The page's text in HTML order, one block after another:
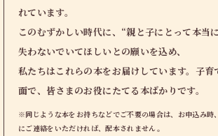
れています。
このむずかしい時代に、“親と子にとって本当
失わないでいてほしいとの願いを込め、
私たちはこれらの本をお届けしています。子育
面で、皆さまのお役にたてる本ばかりです。
※同じような本をお持ちなどでご不要の場合は、お申込み時
にご連絡をいただければ、配本されません。